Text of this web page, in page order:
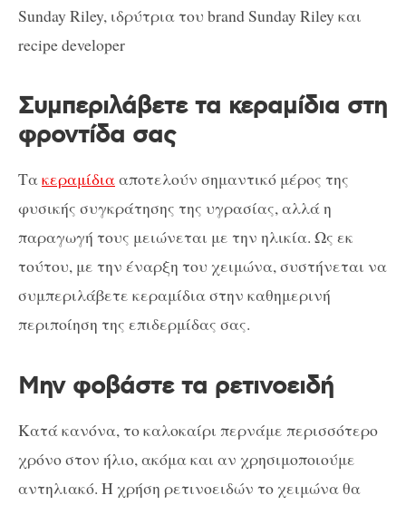
Sunday Riley, ιδρύτρια του brand Sunday Riley και
recipe developer
Συμπεριλάβετε τα κεραμίδια στη
φροντίδα σας
Τακεραμίδιααποτελούν σημαντικό μέρος της
φυσικής συγκράτησης της υγρασίας, αλλά η
παραγωγή τους μειώνεται με την ηλικία. Ως εκ
τούτου, με την έναρξη του χειμώνα, συστήνεται να
συμπεριλάβετε κεραμίδια στην καθημερινή
περιποίηση της επιδερμίδας σας.
Μην φοβάστε τα ρετινοειδή
Κατά κανόνα, το καλοκαίρι περνάμε περισσότερο
χρόνο στον ήλιο, ακόμα και αν χρησιμοποιούμε
αντηλιακό. Η χρήση ρετινοειδών το χειμώνα θα